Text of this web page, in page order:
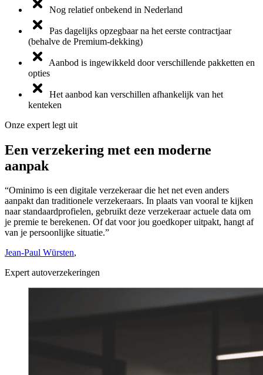
Nog relatief onbekend in Nederland
Pas dagelijks opzegbaar na het eerste contractjaar
(behalve de Premium-dekking)
Aanbod is ingewikkeld door verschillende pakketten en
opties
Het aanbod kan verschillen afhankelijk van het
kenteken
Onze expert legt uit
Een verzekering met een moderne
aanpak
“Ominimo is een digitale verzekeraar die het net even anders
aanpakt dan traditionele verzekeraars. In plaats van vooral te kijken
naar standaardprofielen, gebruikt deze verzekeraar actuele data om
je premie te berekenen. Of dat voor jou goedkoper uitpakt, hangt af
van je persoonlijke situatie.”
Jean-Paul Würsten,
Expert autoverzekeringen